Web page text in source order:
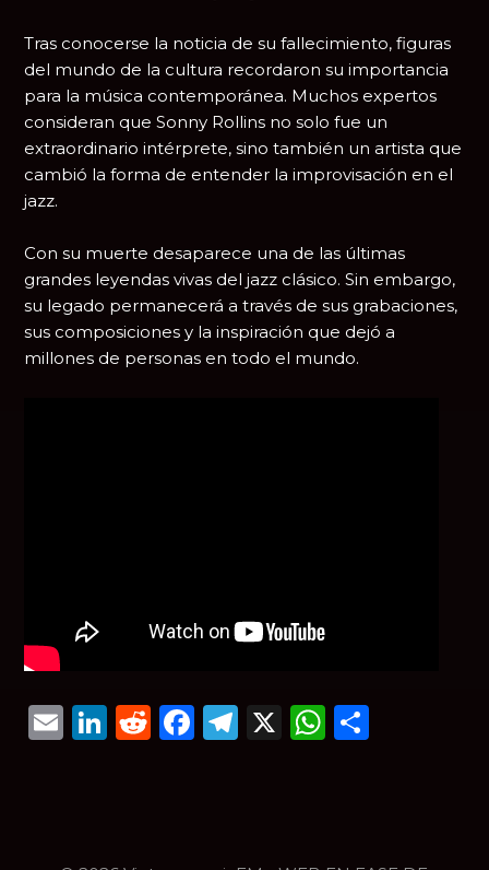
Tras conocerse la noticia de su fallecimiento, figuras
del mundo de la cultura recordaron su importancia
para la música contemporánea. Muchos expertos
consideran que Sonny Rollins no solo fue un
extraordinario intérprete, sino también un artista que
cambió la forma de entender la improvisación en el
jazz.
Con su muerte desaparece una de las últimas
grandes leyendas vivas del jazz clásico. Sin embargo,
su legado permanecerá a través de sus grabaciones,
sus composiciones y la inspiración que dejó a
millones de personas en todo el mundo.
Email
LinkedIn
Reddit
Facebook
Telegram
X